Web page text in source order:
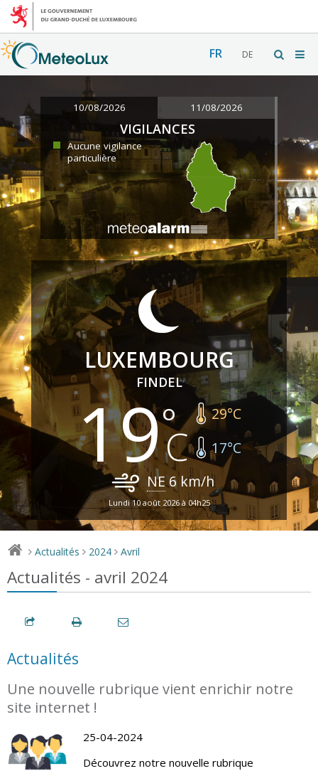
FR DE
10/08/2026 11/08/2026
VIGILANCES
Aucune vigilance
particulière
LUXEMBOURG
FINDEL
19 29°C
17°C
NE6 km/h
Lundi 10 août 2026 à 04h25
> Actualités > 2024 > Avril
Actualités - avril 2024
Actualités
Une nouvelle rubrique vient enrichir notre
site internet !
25-04-2024
Découvrez notre nouvelle rubrique